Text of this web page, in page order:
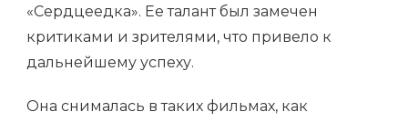
«Сердцеедка». Ее талант был замечен
критиками и зрителями, что привело к
дальнейшему успеху.
Она снималась в таких фильмах, как